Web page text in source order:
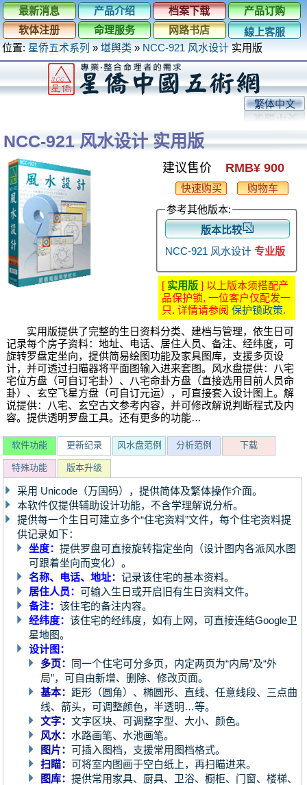
最新消息 产品介绍 档案下载
产品订购
软体注册
命理服务 网路书店
線上客服
位置: 星侨五术系列 » 堪舆类 » NCC-921 风水设计 实用版
繁体中文
NCC-921 风水设计 实用版
建议售价 RMB¥ 900
购物车
快速购买
参考其他版本:
版本比较
NCC-921 风水设计专业版
[ 实用版 ] 以上版本须搭配产
品保护锁, 一位客户仅配发一
只. 详情请参阅保护锁政策.
实用版提供了完整的生日资料分类、建档与管理，依生日可
记录每个房子资料：地址、电话、居住人员、备注、经纬度，可
旋转罗盘定坐向，提供简易绘图功能及家具图库，支援多页设
计，并可透过扫瞄器将平面图输入进来套图。风水盘提供：八宅
宅位方盘（可自订宅卦）、八宅命卦方盘（直接选用目前人员命
卦）、玄空飞星方盘（可自订元运），可直接套入设计图上。解
说提供：八宅、玄空古文参考内容，并可修改解说判断程式及内
容。提供透明罗盘工具。还有更多的功能…
软件功能 更新纪录 风水盘范例 分析范例 下载
特殊功能 版本升级
采用 Unicode（万国码），提供简体及繁体操作介面。
本软件仅提供辅助设计功能，不含学理解说分析。
提供每一个生日可建立多个“住宅资料”文件，每个住宅资料提
供记录如下：
坐度：提供罗盘可直接旋转指定坐向（设计图内各派风水图
可跟着坐向而变化）。
名称、电话、地址：记录该住宅的基本资料。
居住人员：可输入生日或开启旧有生日资料文件。
备注：该住宅的备注内容。
经纬度：该住宅的经纬度，如有上网，可直接连结Google卫
星地图。
设计图：
多页： 同一个住宅可分多页，内定两页为“内局”及“外
局”，可自由新增、删除、修改页面。
基本： 距形（圆角）、椭圆形、直线、任意线段、三点曲
线、箭头，可调整颜色，半透明…等。
文字：文字区块、可调整字型、大小、颜色。
风水： 水路画笔、水池画笔。
图片：可插入图档，支援常用图档格式。
扫瞄：可将室内图画于空白纸上，再扫瞄进来。
图库：提供常用家具、厨具、卫浴、橱柜、门窗、楼梯、